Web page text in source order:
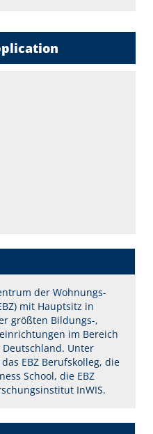
der Wohnungs-
mit Hauptsitz in
größten Bildungs-,
im Bereich
Unter
EBZ Berufskolleg, die
School, die EBZ
InWIS.